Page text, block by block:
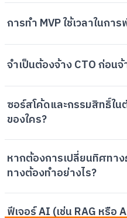
การทำ MVP ใช้เวลาในก
จำเป็นต้องจ้าง CTO ก่อนจ้
ซอร์สโค้ดและกรรมสิทธิ์ใน
ของใคร?
หากต้องการเปลี่ยนทิศทา
ทางต้องทำอย่างไร?
ฟีเจอร์ AI (เช่น RAG หรือ